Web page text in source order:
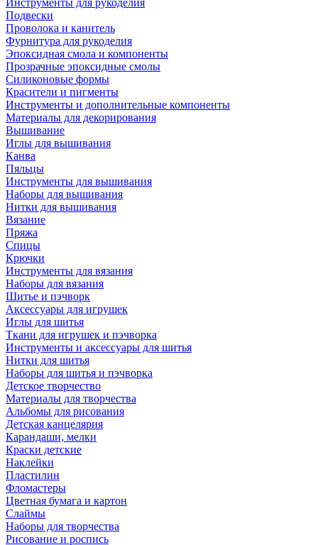
Инструменты для рукоделия
Подвески
Проволока и канитель
Фурнитура для рукоделия
Эпоксидная смола и компоненты
Прозрачные эпоксидные смолы
Силиконовые формы
Красители и пигменты
Инструменты и дополнительные компоненты
Материалы для декорирования
Вышивание
Иглы для вышивания
Канва
Пяльцы
Инструменты для вышивания
Наборы для вышивания
Нитки для вышивания
Вязание
Пряжа
Спицы
Крючки
Инструменты для вязания
Наборы для вязания
Шитье и пэчворк
Аксессуары для игрушек
Иглы для шитья
Ткани для игрушек и пэчворка
Инструменты и аксессуары для шитья
Нитки для шитья
Наборы для шитья и пэчворка
Детское творчество
Материалы для творчества
Альбомы для рисования
Детская канцелярия
Карандаши, мелки
Краски детские
Наклейки
Пластилин
Фломастеры
Цветная бумага и картон
Слаймы
Наборы для творчества
Рисование и роспись